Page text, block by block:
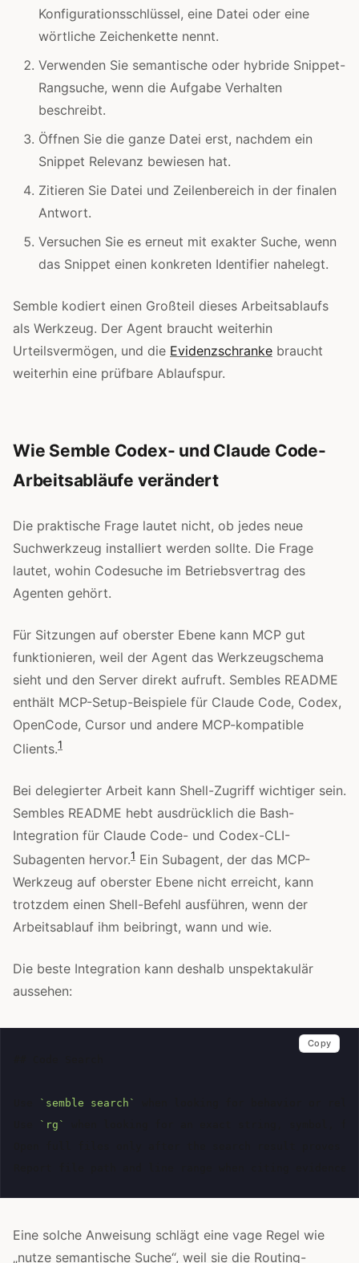
Konfigurationsschlüssel, eine Datei oder eine
wörtliche Zeichenkette nennt.
Verwenden Sie semantische oder hybride Snippet-
Rangsuche, wenn die Aufgabe Verhalten
beschreibt.
Öffnen Sie die ganze Datei erst, nachdem ein
Snippet Relevanz bewiesen hat.
Zitieren Sie Datei und Zeilenbereich in der finalen
Antwort.
Versuchen Sie es erneut mit exakter Suche, wenn
das Snippet einen konkreten Identifier nahelegt.
Semble kodiert einen Großteil dieses Arbeitsablaufs
als Werkzeug. Der Agent braucht weiterhin
Urteilsvermögen, und die Evidenzschranke braucht
weiterhin eine prüfbare Ablaufspur.
Wie Semble Codex- und Claude Code-
Arbeitsabläufe verändert
Die praktische Frage lautet nicht, ob jedes neue
Suchwerkzeug installiert werden sollte. Die Frage
lautet, wohin Codesuche im Betriebsvertrag des
Agenten gehört.
Für Sitzungen auf oberster Ebene kann MCP gut
funktionieren, weil der Agent das Werkzeugschema
sieht und den Server direkt aufruft. Sembles README
enthält MCP-Setup-Beispiele für Claude Code, Codex,
OpenCode, Cursor und andere MCP-kompatible
Clients.1
Bei delegierter Arbeit kann Shell-Zugriff wichtiger sein.
Sembles README hebt ausdrücklich die Bash-
Integration für Claude Code- und Codex-CLI-
Subagenten hervor.1 Ein Subagent, der das MCP-
Werkzeug auf oberster Ebene nicht erreicht, kann
trotzdem einen Shell-Befehl ausführen, wenn der
Arbeitsablauf ihm beibringt, wann und wie.
Die beste Integration kann deshalb unspektakulär
aussehen:
`semble search`
`rg`
Copy
Eine solche Anweisung schlägt eine vage Regel wie
„nutze semantische Suche“, weil sie die Routing-